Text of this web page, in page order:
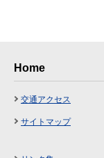
Home
交通アクセス
サイトマップ